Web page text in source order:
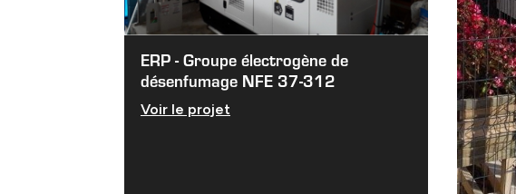
ERP - Groupe électrogène de
désenfumage NFE 37-312
Voir le projet